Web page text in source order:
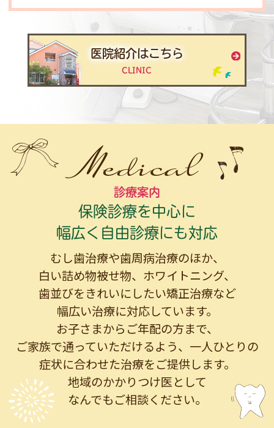
医院紹介はこちら
CLINIC
Medical
診療案内
保険診療を中心に
幅広く自由診療にも対応
むし歯治療や歯周病治療のほか、
白い詰め物被せ物、 ホワイトニング、
歯並びをきれいにしたい矯正治療など
幅広い治療に対応しています。
お子さまからご年配の方まで、
ご家族で通っていただけるよう、 一人ひとりの
症状に合わせた治療をご提供します。
地域のかかりつけ医として
なんでもご相談ください。